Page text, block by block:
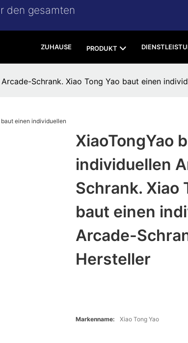
den gesamten
ZUHAUSE PRODUKT
Schrank. Xiao Tong Yao baut einen
XiaoTongYao
individuellen
Schrank. Xiao
baut einen
Arcade-
Hersteller
Markenname: Xiao Tong Yao